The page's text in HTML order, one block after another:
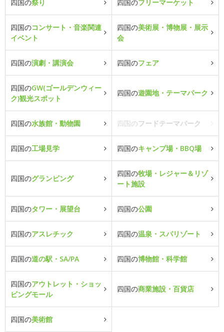
四国の祭り 四国のフリーマーケット
四国のコンサート・音楽関連
イベント
四国の美術展・博物展・展示
会
四国の演劇・講演会 四国のフェア
四国のGW(ゴールデンウィー
ク)観光スポット
四国の遊園地・テーマパーク
四国の水族館・動物園 四国のフードテーマパーク
四国の工場見学 四国のキャンプ場・BBQ場
四国のグランピング
四国の牧場・レジャー＆リゾ
ート施設
四国のタワー・展望台 四国の公園
四国のアスレチック 四国の温泉・スパリゾート
四国の道の駅・SA/PA 四国の博物館・科学館
四国のアウトレット・ショッ
ピングモール
四国の商業施設・百貨店
四国の美術館